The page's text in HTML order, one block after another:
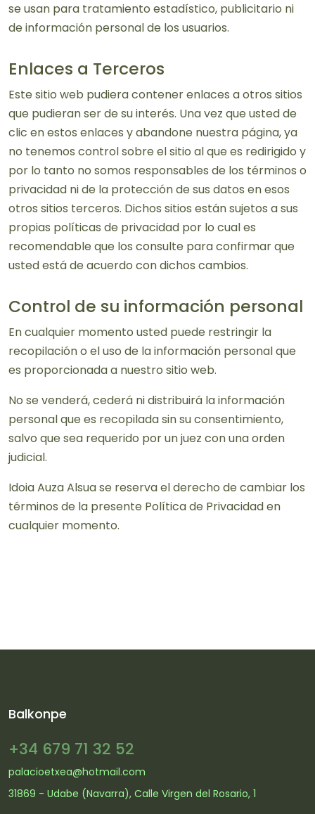
se usan para tratamiento estadístico, publicitario ni
de información personal de los usuarios.
Enlaces a Terceros
Este sitio web pudiera contener enlaces a otros sitios
que pudieran ser de su interés. Una vez que usted de
clic en estos enlaces y abandone nuestra página, ya
no tenemos control sobre el sitio al que es redirigido y
por lo tanto no somos responsables de los términos o
privacidad ni de la protección de sus datos en esos
otros sitios terceros. Dichos sitios están sujetos a sus
propias políticas de privacidad por lo cual es
recomendable que los consulte para confirmar que
usted está de acuerdo con dichos cambios.
Control de su información personal
En cualquier momento usted puede restringir la
recopilación o el uso de la información personal que
es proporcionada a nuestro sitio web.
No se venderá, cederá ni distribuirá la información
personal que es recopilada sin su consentimiento,
salvo que sea requerido por un juez con una orden
judicial.
Idoia Auza Alsua se reserva el derecho de cambiar los
términos de la presente Política de Privacidad en
cualquier momento.
Balkonpe
+34 679 71 32 52
palacioetxea@hotmail.com
31869 - Udabe (Navarra), Calle Virgen del Rosario, 1